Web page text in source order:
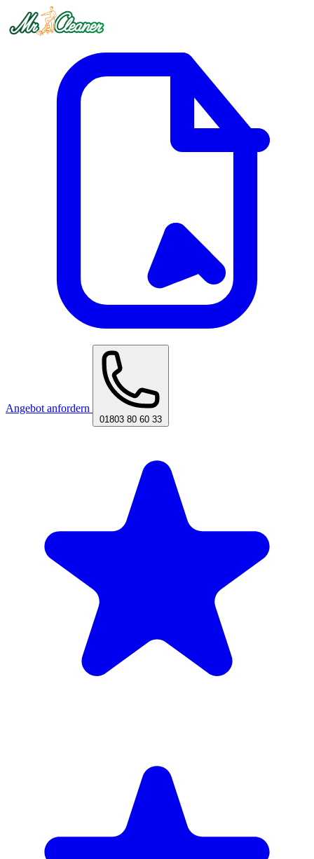
Angebot anfordern
01803 80 60 33